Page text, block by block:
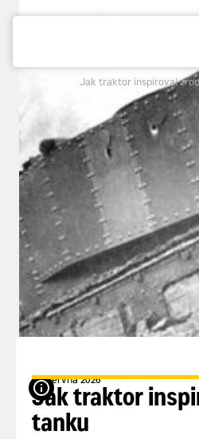
Jak traktor inspiroval
zdroj: Imperial War
23. června 2026
Jak traktor
tanku